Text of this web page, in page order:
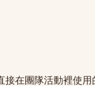
接在團隊活動裡使